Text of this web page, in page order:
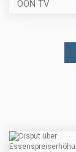
OÖN TV